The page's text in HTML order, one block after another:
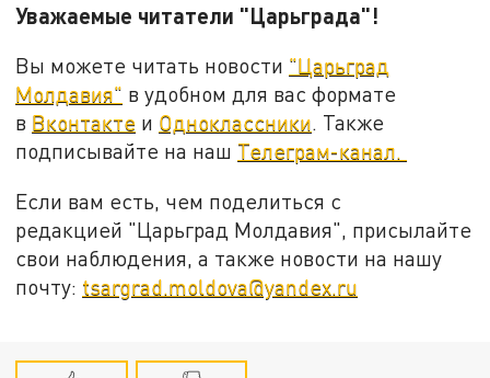
Уважаемые читатели "Царьграда"!
Вы можете читать новости "Царьград
Молдавия" в удобном для вас формате
в Вконтакте и Одноклассники. Также
подписывайте на наш Телеграм-канал.
Если вам есть, чем поделиться с
редакцией "Царьград Молдавия", присылайте
свои наблюдения, а также новости на нашу
почту: tsargrad.moldova@yandex.ru